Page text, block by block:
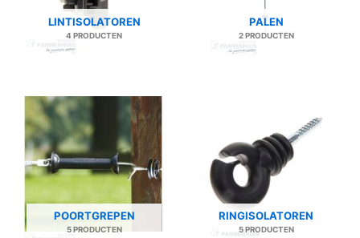
LINTISOLATOREN
4 PRODUCTEN
PALEN
2 PRODUCTEN
POORTGREPEN
5 PRODUCTEN
RINGISOLATOREN
5 PRODUCTEN